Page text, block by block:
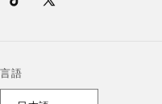
TikTok
X
言語